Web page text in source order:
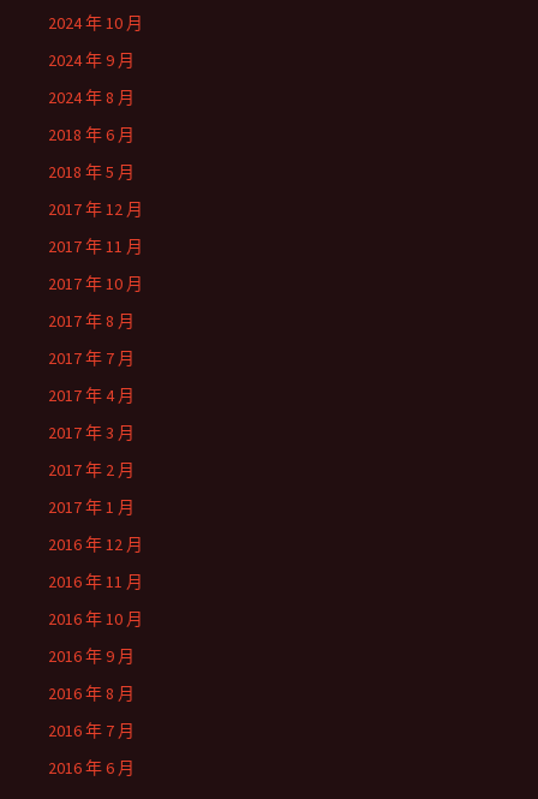
2024 年 10 月
2024 年 9 月
2024 年 8 月
2018 年 6 月
2018 年 5 月
2017 年 12 月
2017 年 11 月
2017 年 10 月
2017 年 8 月
2017 年 7 月
2017 年 4 月
2017 年 3 月
2017 年 2 月
2017 年 1 月
2016 年 12 月
2016 年 11 月
2016 年 10 月
2016 年 9 月
2016 年 8 月
2016 年 7 月
2016 年 6 月